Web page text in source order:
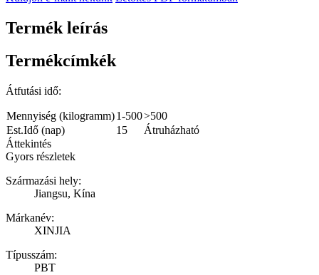
Termék leírás
Termékcímkék
Átfutási idő:
Mennyiség (kilogramm)1-500>500
Est.Idő (nap)
15
Átruházható
Áttekintés
Gyors részletek
Származási hely:
Jiangsu, Kína
Márkanév:
XINJIA
Típusszám:
PBT